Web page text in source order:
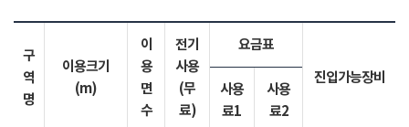
구
역
명
이용크기
(m)
이
용
면
수
전기
사용
(무
료)
요금표
진입가능장비
사용
료1
사용
료2